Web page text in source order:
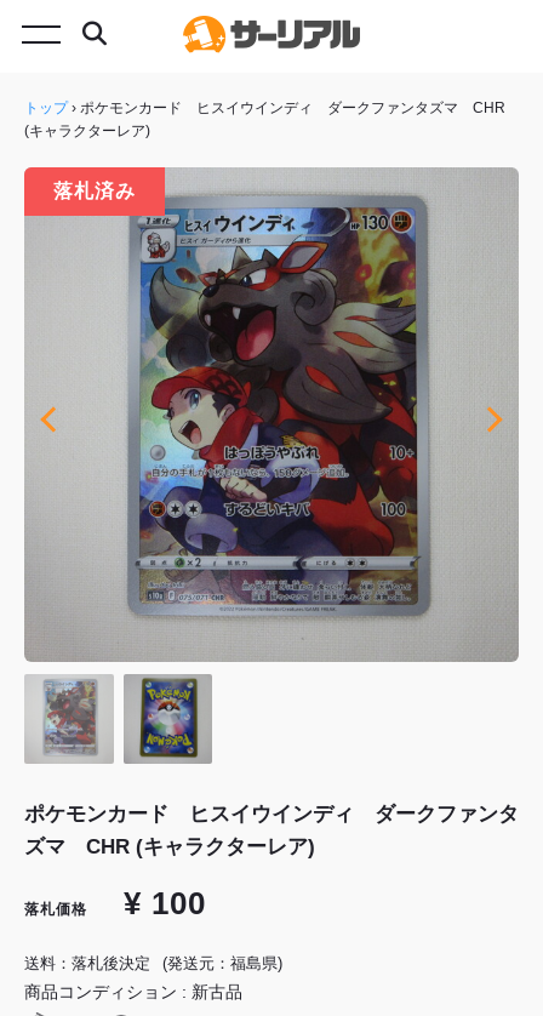
トップ› ポケモンカード ヒスイウインディ ダークファンタズマ CHR
(キャラクターレア)
落札済み
ポケモンカード ヒスイウインディ ダークファンタ
ズマ CHR (キャラクターレア)
落札価格 ¥ 100
送料：落札後決定 (発送元：福島県)
商品コンディション : 新古品